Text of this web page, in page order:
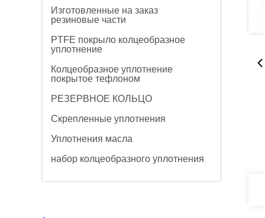
Изготовленные на заказ
резиновые части
PTFE покрыло колцеобразное
уплотнение
Колцеобразное уплотнение
покрытое тефлоном
РЕЗЕРВНОЕ КОЛЬЦО
Скрепленные уплотнения
Уплотнения масла
набор колцеобразного уплотнения